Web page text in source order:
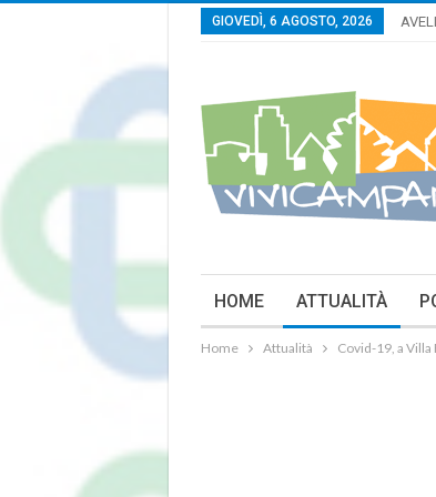
GIOVEDÌ, 6 AGOSTO, 2026
HOME ATTUALITÀ
Home Attualità Covid-19, a